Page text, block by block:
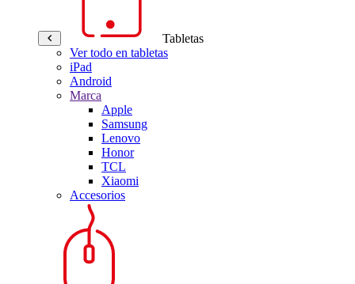
Tabletas
Ver todo en tabletas
iPad
Android
Marca
Apple
Samsung
Lenovo
Honor
TCL
Xiaomi
Accesorios